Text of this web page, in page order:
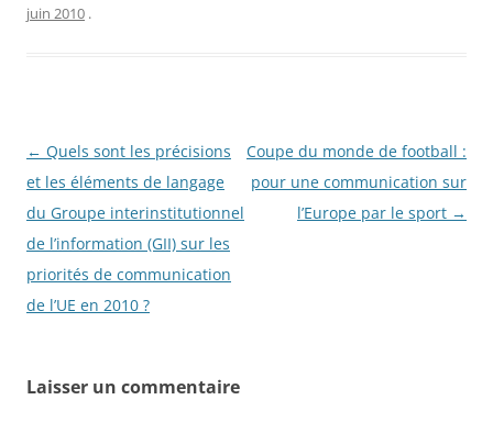
juin 2010 .
Navigation
des
articles
← Quels sont les précisions
et les éléments de langage
du Groupe interinstitutionnel
de l’information (GII) sur les
priorités de communication
de l’UE en 2010 ?
Coupe du monde de football :
pour une communication sur
l’Europe par le sport →
Laisser un commentaire